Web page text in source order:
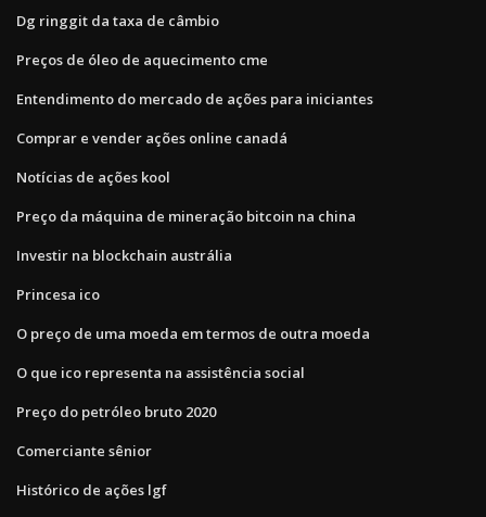
Dg ringgit da taxa de câmbio
Preços de óleo de aquecimento cme
Entendimento do mercado de ações para iniciantes
Comprar e vender ações online canadá
Notícias de ações kool
Preço da máquina de mineração bitcoin na china
Investir na blockchain austrália
Princesa ico
O preço de uma moeda em termos de outra moeda
O que ico representa na assistência social
Preço do petróleo bruto 2020
Comerciante sênior
Histórico de ações lgf